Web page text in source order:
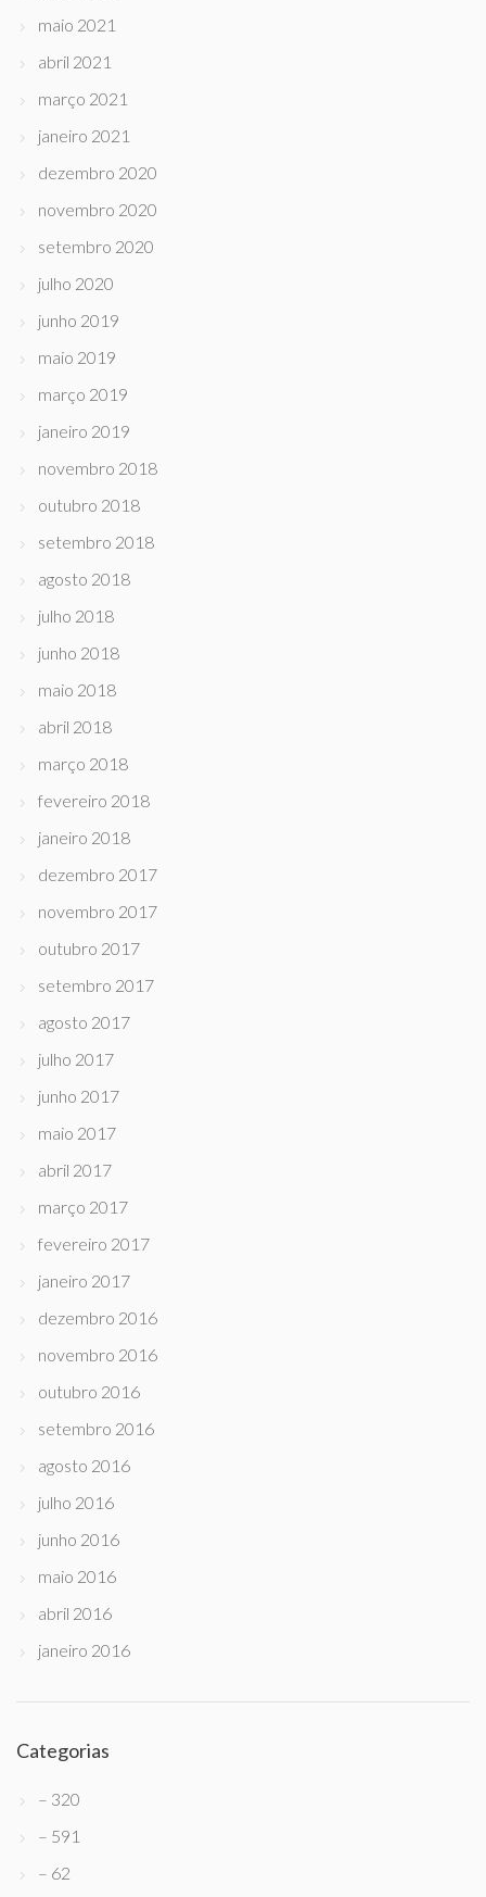
maio 2021
abril 2021
março 2021
janeiro 2021
dezembro 2020
novembro 2020
setembro 2020
julho 2020
junho 2019
maio 2019
março 2019
janeiro 2019
novembro 2018
outubro 2018
setembro 2018
agosto 2018
julho 2018
junho 2018
maio 2018
abril 2018
março 2018
fevereiro 2018
janeiro 2018
dezembro 2017
novembro 2017
outubro 2017
setembro 2017
agosto 2017
julho 2017
junho 2017
maio 2017
abril 2017
março 2017
fevereiro 2017
janeiro 2017
dezembro 2016
novembro 2016
outubro 2016
setembro 2016
agosto 2016
julho 2016
junho 2016
maio 2016
abril 2016
janeiro 2016
Categorias
– 320
– 591
– 62